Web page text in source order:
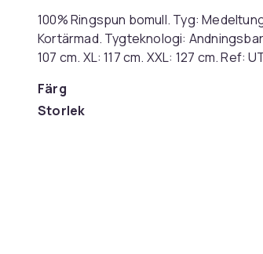
100% Ringspun bomull. Tyg:
Kortärmad. Tygteknologi:
107 cm. XL: 117 cm. XXL: 127 cm. Ref:
Färg
Storlek